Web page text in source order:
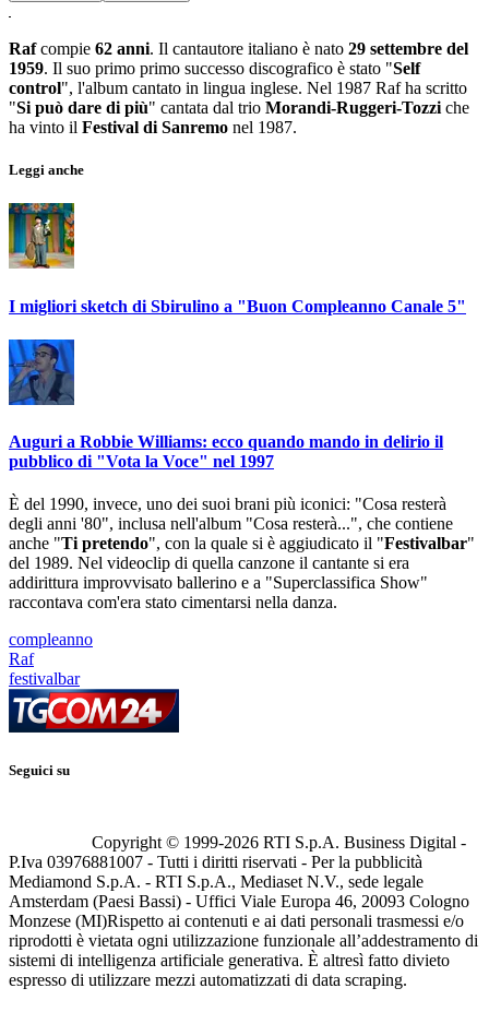
Rafcompie 62 anni. Il cantautore italiano è nato 29 settembre del
1959. Il suo primo primo successo discografico è stato "Self
control", l'album cantato in lingua inglese. Nel 1987 Raf ha scritto
"Si può dare di più" cantata dal trio Morandi-Ruggeri-Tozzi che
ha vinto il Festival di Sanremo nel 1987.
Leggi anche
I migliori sketch di Sbirulino a "Buon Compleanno Canale 5"
Auguri a Robbie Williams: ecco quando mando in delirio il
pubblico di "Vota la Voce" nel 1997
È del 1990, invece, uno dei suoi brani più iconici: "Cosa resterà
degli anni '80", inclusa nell'album "Cosa resterà...", che contiene
anche "Ti pretendo", con la quale si è aggiudicato il "Festivalbar"
del 1989. Nel videoclip di quella canzone il cantante si era
addirittura improvvisato ballerino e a "Superclassifica Show"
raccontava com'era stato cimentarsi nella danza.
compleanno
Raf
festivalbar
Seguici su
Copyright © 1999-2026 RTI S.p.A. Business Digital -
P.Iva 03976881007 - Tutti i diritti riservati - Per la pubblicità
Mediamond S.p.A. - RTI S.p.A., Mediaset N.V., sede legale
Amsterdam (Paesi Bassi) - Uffici Viale Europa 46, 20093 Cologno
Monzese (MI)Rispetto ai contenuti e ai dati personali trasmessi e/o
riprodotti è vietata ogni utilizzazione funzionale all’addestramento di
sistemi di intelligenza artificiale generativa. È altresì fatto divieto
espresso di utilizzare mezzi automatizzati di data scraping.